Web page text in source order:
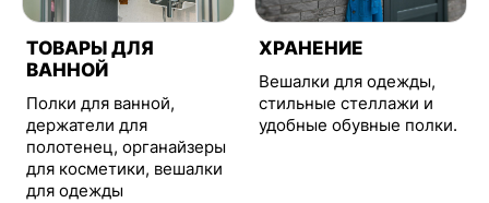
ТОВАРЫ ДЛЯ
ВАННОЙ
Полки для ванной,
держатели для
полотенец, органайзеры
для косметики, вешалки
для одежды
ХРАНЕНИЕ
Вешалки для одежды,
стильные стеллажи и
удобные обувные полки.